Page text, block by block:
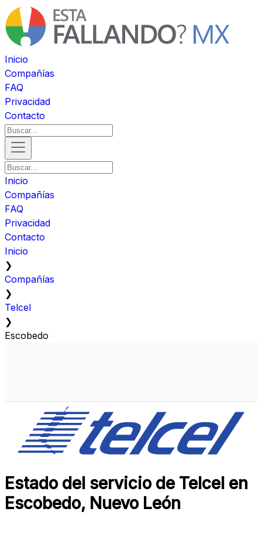
Inicio
Compañías
FAQ
Privacidad
Contacto
Inicio
Compañías
FAQ
Privacidad
Contacto
Inicio
❯
Compañías
❯
Telcel
❯
Escobedo
Estado del servicio de Telcel en
Escobedo, Nuevo León